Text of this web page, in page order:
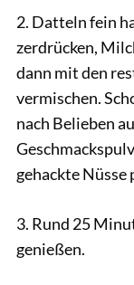
2. Datteln fein
zerdrücken,
dann mit den
vermischen.
nach Belieben
gehackte Nüsse
3. Rund 25
genießen.